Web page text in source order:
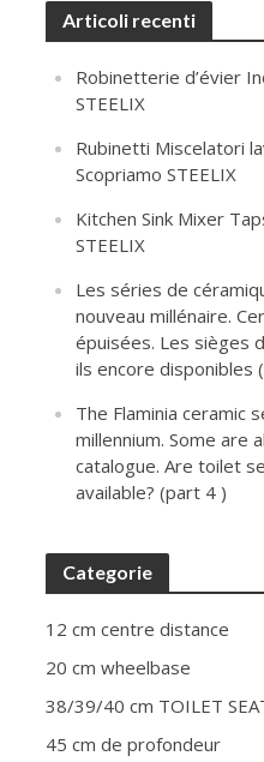
Articoli recenti
Robinetterie d’évier
STEELIX
Rubinetti Miscelatori
Scopriamo STEELIX
Kitchen Sink Mixer
STEELIX
Les séries de
nouveau millénaire.
épuisées. Les sièges
ils encore disponibles
The Flaminia ceramic
millennium. Some are
catalogue. Are toilet
available? (part 4 )
Categorie
12 cm centre distance
20 cm wheelbase
38/39/40 cm TOILET
45 cm de profondeur